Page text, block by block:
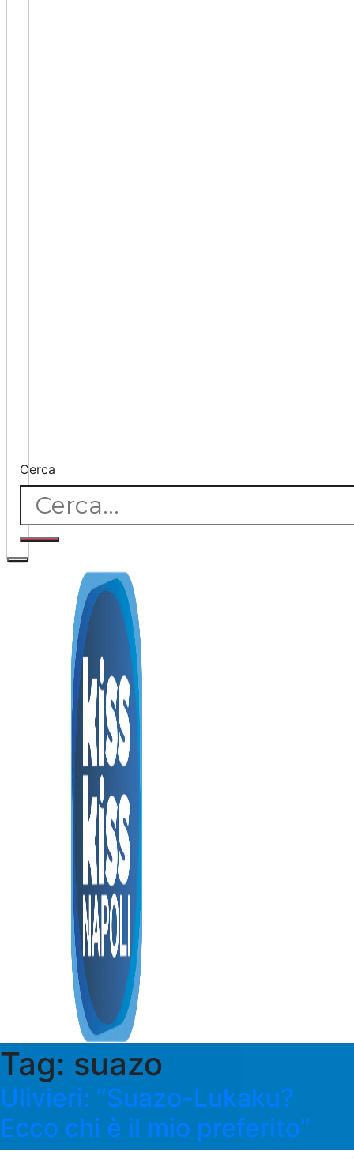
Cerca
Tag: suazo
Ulivieri: “Suazo-Lukaku?
Ecco chi è il mio preferito”